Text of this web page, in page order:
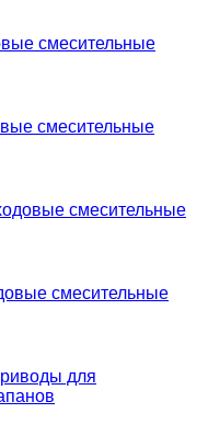
смесительные
смесительные
смесительные
смесительные
для